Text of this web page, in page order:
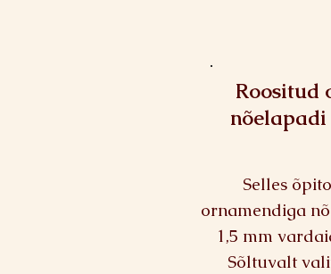
Roositud
nõelapadi
Selles
ornamendiga
1,5 mm
Sõltuvalt